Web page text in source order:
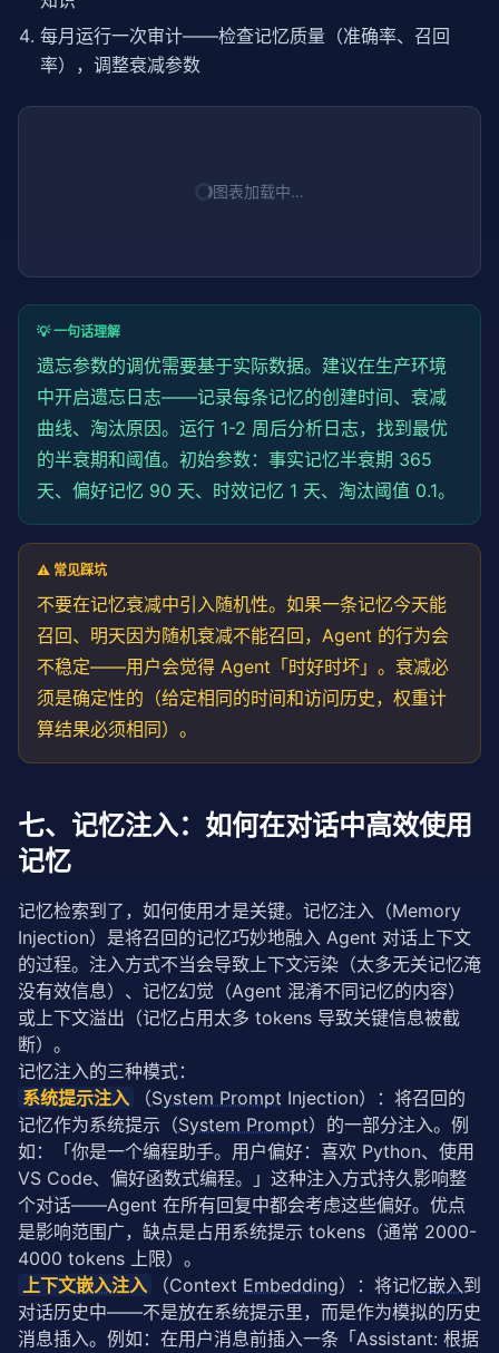
每月运行一次审计——检查记忆质量（准确率、召回
率），调整衰减参数
图表加载中…
💡 一句话理解
遗忘参数的调优需要基于实际数据。建议在生产环境
中开启遗忘日志——记录每条记忆的创建时间、衰减
曲线、淘汰原因。运行 1-2 周后分析日志，找到最优
的半衰期和阈值。初始参数：事实记忆半衰期 365
天、偏好记忆 90 天、时效记忆 1 天、淘汰阈值 0.1。
⚠️ 常见踩坑
不要在记忆衰减中引入随机性。如果一条记忆今天能
召回、明天因为随机衰减不能召回，Agent 的行为会
不稳定——用户会觉得 Agent「时好时坏」。衰减必
须是确定性的（给定相同的时间和访问历史，权重计
算结果必须相同）。
七、记忆注入：如何在对话中高效使用
记忆
记忆检索到了，如何使用才是关键。记忆注入（Memory
Injection）是将召回的记忆巧妙地融入 Agent 对话上下文
的过程。注入方式不当会导致上下文污染（太多无关记忆淹
没有效信息）、记忆幻觉（Agent 混淆不同记忆的内容）
或上下文溢出（记忆占用太多 tokens 导致关键信息被截
断）。
记忆注入的三种模式：
系统提示注入
（System Prompt Injection）：将召回的
记忆作为系统提示（System Prompt）的一部分注入。例
如：「你是一个编程助手。用户偏好：喜欢 Python、使用
VS Code、偏好函数式编程。」这种注入方式持久影响整
个对话——Agent 在所有回复中都会考虑这些偏好。优点
是影响范围广，缺点是占用系统提示 tokens（通常 2000-
4000 tokens 上限）。
上下文嵌入注入 （Context Embedding）：将记忆嵌入到
对话历史中——不是放在系统提示里，而是作为模拟的历史
消息插入。例如：在用户消息前插入一条「Assistant: 根据